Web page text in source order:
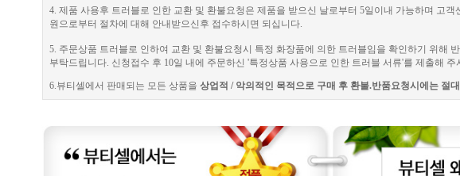
4. 제품 사용후 트러블로 인한 교환 및 환불요청은 제품을 받으신 날로부터 5일이내 가능하며 고
원으로부터 절차에 대해 안내받으신후 접수하시면 되십니다.
5. 주문상품 트러블로 인하여 교환 및 환불요청시 특정 화장품에 의한 트러블임을 확인하기 위해
부탁드립니다. 신청접수 후 10일 내에 주문하신 '특정상품 사용으로 인한 트러블 서류'를 제출해 주
6.뷰티셀에서 판매되는 모든 상품을 상업적 / 악의적인 목적으로 구매 후 환불.반품요청시에는 절